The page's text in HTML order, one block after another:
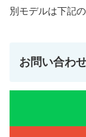
別モデルは下記
お問い合わ